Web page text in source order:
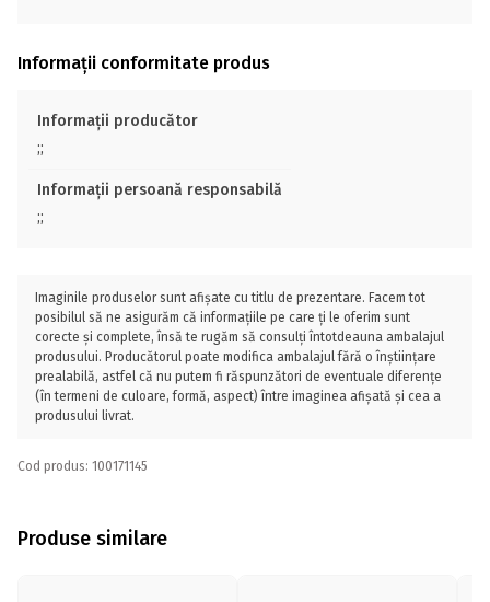
Informații conformitate produs
Informații producător
;;
Informații persoană responsabilă
;;
Imaginile produselor sunt afișate cu titlu de prezentare. Facem tot
posibilul să ne asigurăm că informațiile pe care ți le oferim sunt
corecte și complete, însă te rugăm să consulți întotdeauna ambalajul
produsului. Producătorul poate modifica ambalajul fără o înștiințare
prealabilă, astfel că nu putem fi răspunzători de eventuale diferențe
(în termeni de culoare, formă, aspect) între imaginea afișată și cea a
produsului livrat.
Cod produs: 100171145
Produse similare